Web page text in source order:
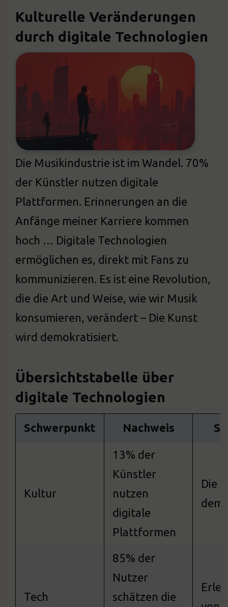
Kulturelle Veränderungen
durch digitale Technologien
Die Musikindustrie ist im Wandel. 70%
der Künstler nutzen digitale
Plattformen. Erinnerungen an die
Anfänge meiner Karriere kommen
hoch … Digitale Technologien
ermöglichen es, direkt mit Fans zu
kommunizieren. Es ist eine Revolution,
die die Art und Weise, wie wir Musik
konsumieren, verändert – Die Kunst
wird demokratisiert.
Übersichtstabelle über
digitale Technologien
Schwerpunkt Nachweis
Kultur
13% der
Künstler
nutzen
digitale
Plattformen
Die
Tech
85% der
Nutzer
schätzen die